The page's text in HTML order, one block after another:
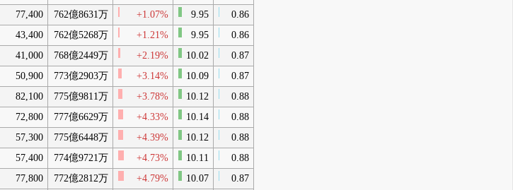
77,400 762億8631万 +1.07% 9.95
0.86
43,400 762億5268万 +1.21% 9.95
0.86
41,000 768億2449万 +2.19% 10.02
0.87
50,900 773億2903万 +3.14% 10.09
0.87
82,100 775億9811万 +3.78% 10.12
0.88
72,800 777億6629万 +4.33% 10.14
0.88
57,300 775億6448万 +4.39% 10.12
0.88
57,400 774億9721万 +4.73% 10.11
0.88
77,800 772億2812万 +4.79% 10.07
0.87